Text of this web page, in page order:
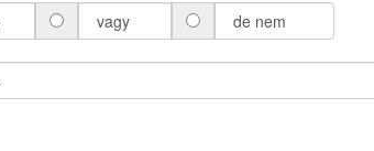
vagy de nem